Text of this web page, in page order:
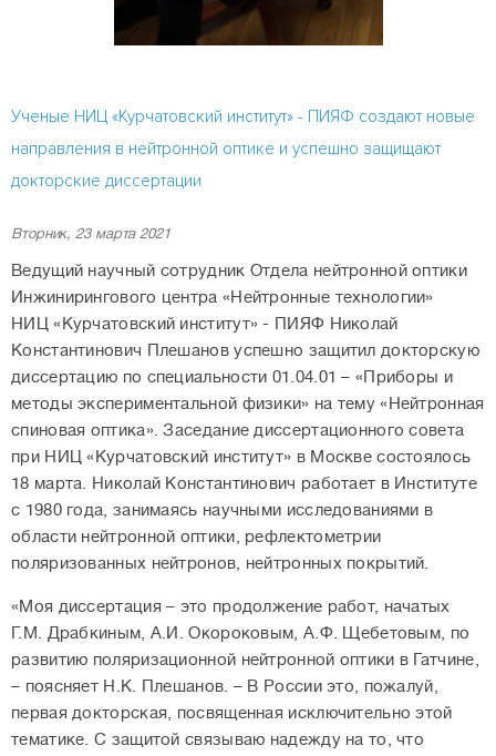
Ученые НИЦ «Курчатовский институт» - ПИЯФ создают новые
направления в нейтронной оптике и успешно защищают
докторские диссертации
Вторник, 23 марта 2021
Ведущий научный сотрудник Отдела нейтронной оптики
Инжинирингового центра «Нейтронные технологии»
НИЦ «Курчатовский институт» - ПИЯФ Николай
Константинович Плешанов успешно защитил докторскую
диссертацию по специальности 01.04.01 – «Приборы и
методы экспериментальной физики» на тему «Нейтронная
спиновая оптика». Заседание диссертационного совета
при НИЦ «Курчатовский институт» в Москве состоялось
18 марта. Николай Константинович работает в Институте
с 1980 года, занимаясь научными исследованиями в
области нейтронной оптики, рефлектометрии
поляризованных нейтронов, нейтронных покрытий.
«Моя диссертация – это продолжение работ, начатых
Г.М. Драбкиным, А.И. Окороковым, А.Ф. Щебетовым, по
развитию поляризационной нейтронной оптики в Гатчине,
– поясняет Н.К. Плешанов. – В России это, пожалуй,
первая докторская, посвященная исключительно этой
тематике. С защитой связываю надежду на то, что